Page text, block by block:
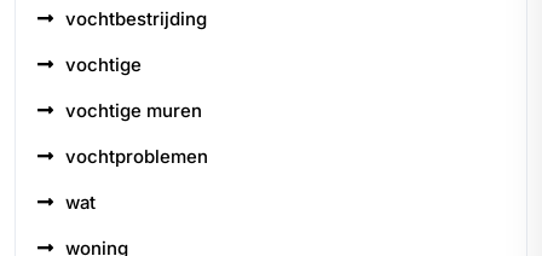
vochtbestrijding
vochtige
vochtige muren
vochtproblemen
wat
woning